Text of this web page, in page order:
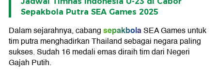
Sepakbola Putra SEA Games 2025
Dalam sejarahnya, cabangsepakbolaSEA Games untuk
tim putra menghadirkan Thailand sebagai negara paling
sukses. Sudah 16 medali emas diraih tim dari Negeri
Gajah Putih.